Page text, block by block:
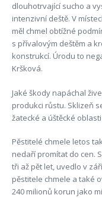
dlouhotrvající sucho a
intenzivní deště. V
měl chmel obtížné
s přívalovým deštěm a
konstrukcí. Úrodu to
Kršková.
Jaké škody napáchal
produkci růstu. Sklizeň
žatecké a úštěcké
Pěstitelé chmele letos
nedaří promítat do cen.
tři až pět let, uvedlo v
pěstitele chmele a také
240 milionů korun jako